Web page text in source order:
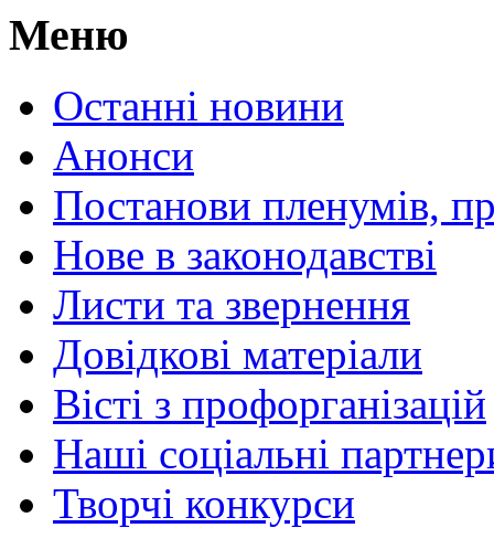
Меню
Останні новини
Анонси
Постанови пленумів,
Нове в законодавстві
Листи та звернення
Довідкові матеріали
Вісті з профорганізацій
Наші соціальні
Творчі конкурси